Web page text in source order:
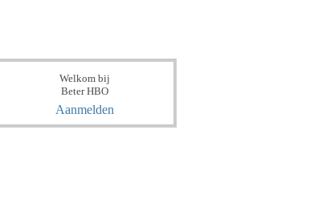
Welkom bij
Beter HBO
Aanmelden